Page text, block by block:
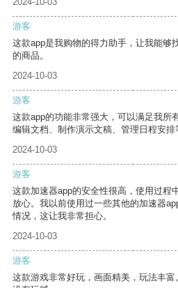
游客
这款app是我购物的得力助手，让我能够
的商品。
2024-10-03
游客
这款app的功能非常强大，可以满足我所
编辑文档、制作演示文稿、管理日程安排
2024-10-03
游客
这款加速器app的安全性很高，使用过程
放心。我以前使用过一些其他的加速器
情况，这让我非常担心。
2024-10-03
游客
这款游戏非常好玩，画面精美，玩法丰